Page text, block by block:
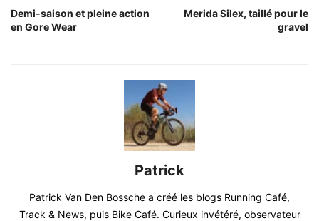
Demi-saison et pleine action
en Gore Wear
Merida Silex, taillé pour le
gravel
Patrick
Patrick Van Den Bossche a créé les blogs Running Café,
Track & News, puis Bike Café. Curieux invétéré, observateur